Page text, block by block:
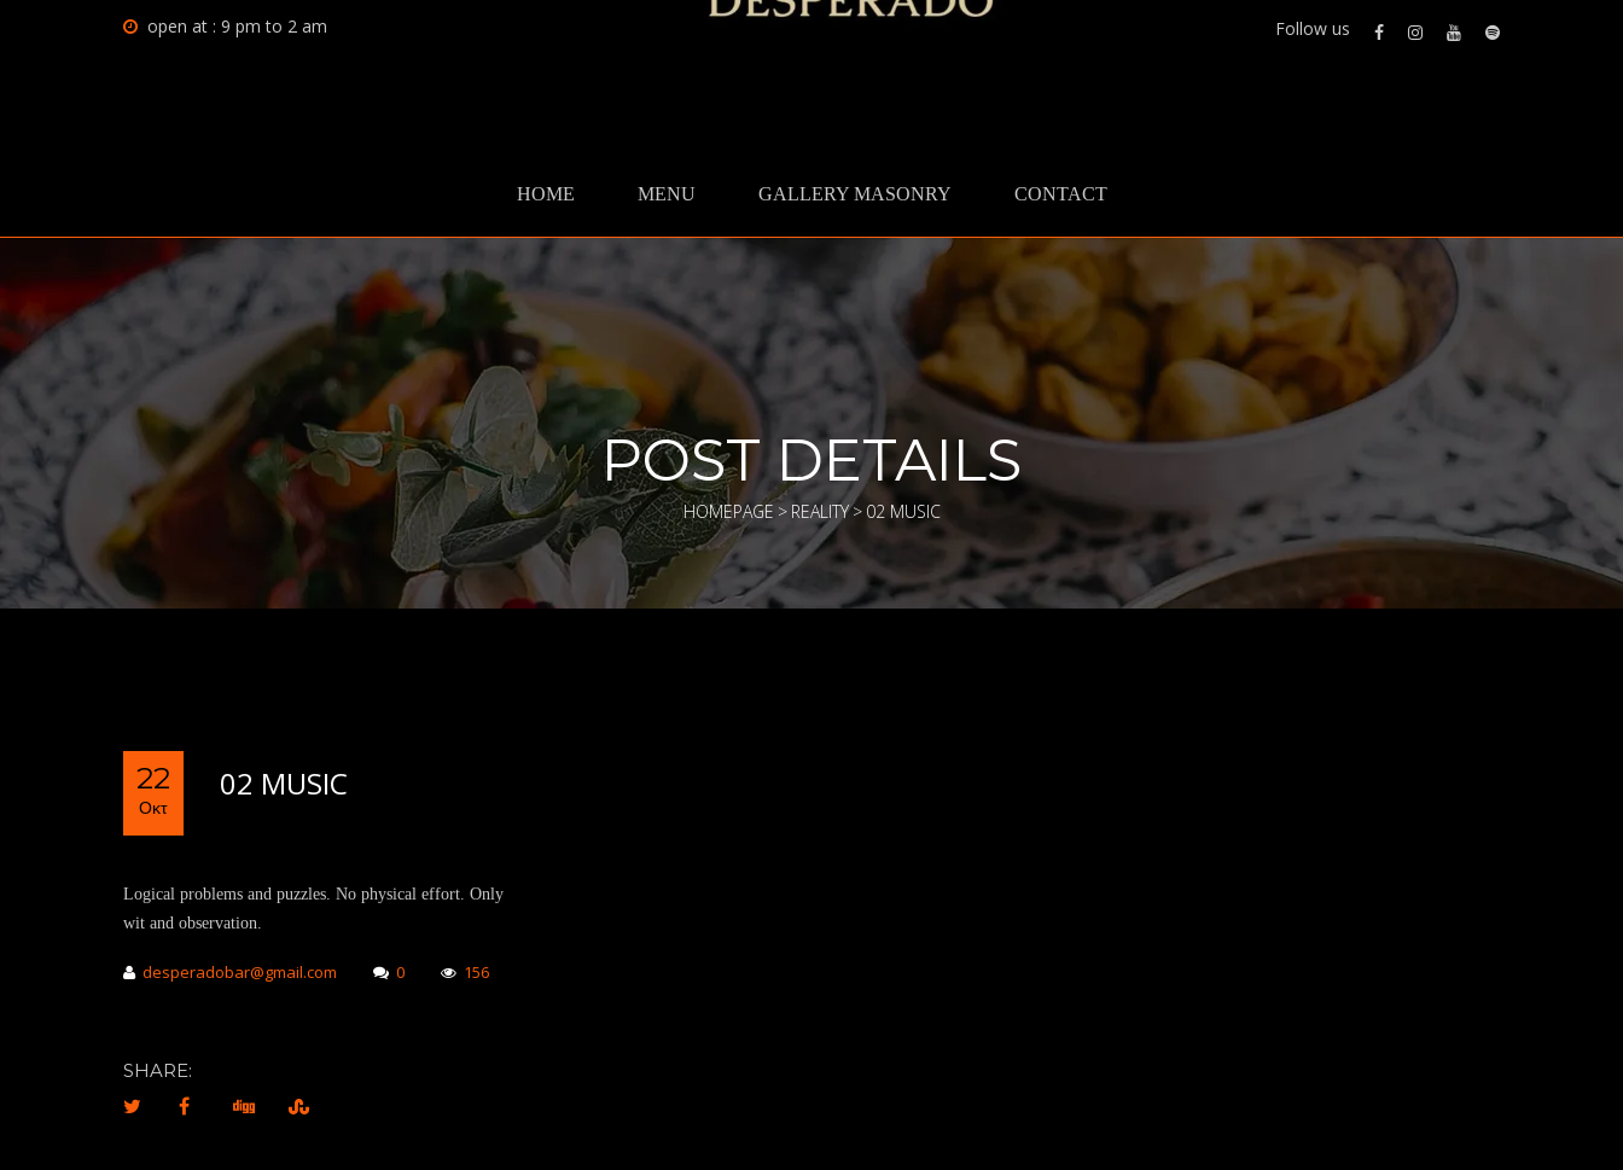
open at : 9 pm to 2 am Follow us
HOME MENU GALLERY MASONRY CONTACT
POST DETAILS
HOMEPAGE > REALITY> 02 MUSIC
22
Οκτ
02 MUSIC
Logical problems and puzzles. No physical effort. Only
wit and observation.
desperadobar@gmail.com 0 156
SHARE: